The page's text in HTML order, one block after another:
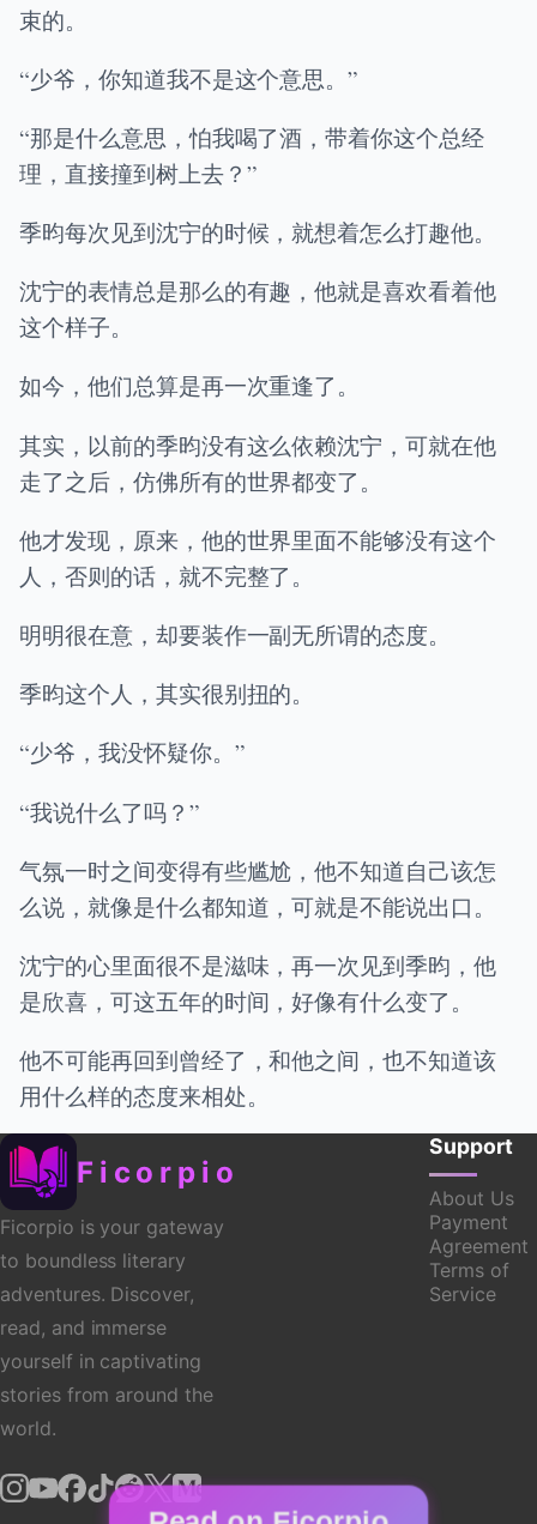
束的。
“少爷，你知道我不是这个意思。”
“那是什么意思，怕我喝了酒，带着你这个总经
理，直接撞到树上去？”
季昀每次见到沈宁的时候，就想着怎么打趣他。
沈宁的表情总是那么的有趣，他就是喜欢看着他
这个样子。
如今，他们总算是再一次重逢了。
其实，以前的季昀没有这么依赖沈宁，可就在他
走了之后，仿佛所有的世界都变了。
他才发现，原来，他的世界里面不能够没有这个
人，否则的话，就不完整了。
明明很在意，却要装作一副无所谓的态度。
季昀这个人，其实很别扭的。
“少爷，我没怀疑你。”
“我说什么了吗？”
气氛一时之间变得有些尴尬，他不知道自己该怎
么说，就像是什么都知道，可就是不能说出口。
沈宁的心里面很不是滋味，再一次见到季昀，他
是欣喜，可这五年的时间，好像有什么变了。
他不可能再回到曾经了，和他之间，也不知道该
用什么样的态度来相处。
Ficorpio
Ficorpio is your gateway
to boundless literary
adventures. Discover,
read, and immerse
yourself in captivating
stories from around the
world.
Support
About Us
Payment
Agreement
Terms of
Service